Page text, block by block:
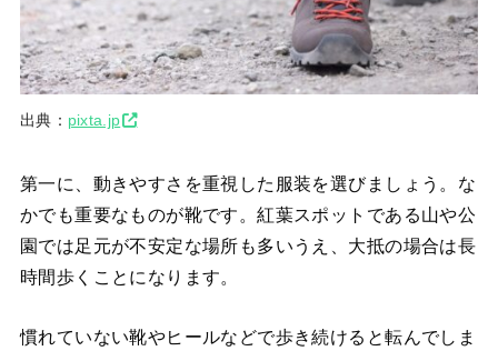
出典： pixta.jp
第一に、動きやすさを重視した服装を選びましょう。な
かでも重要なものが靴です。紅葉スポットである山や公
園では足元が不安定な場所も多いうえ、大抵の場合は長
時間歩くことになります。
慣れていない靴やヒールなどで歩き続けると転んでしま